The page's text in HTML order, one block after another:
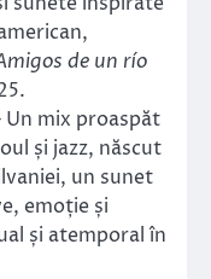
de un río
Un mix proaspăt
și jazz, născut
un sunet
emoție și
și atemporal în